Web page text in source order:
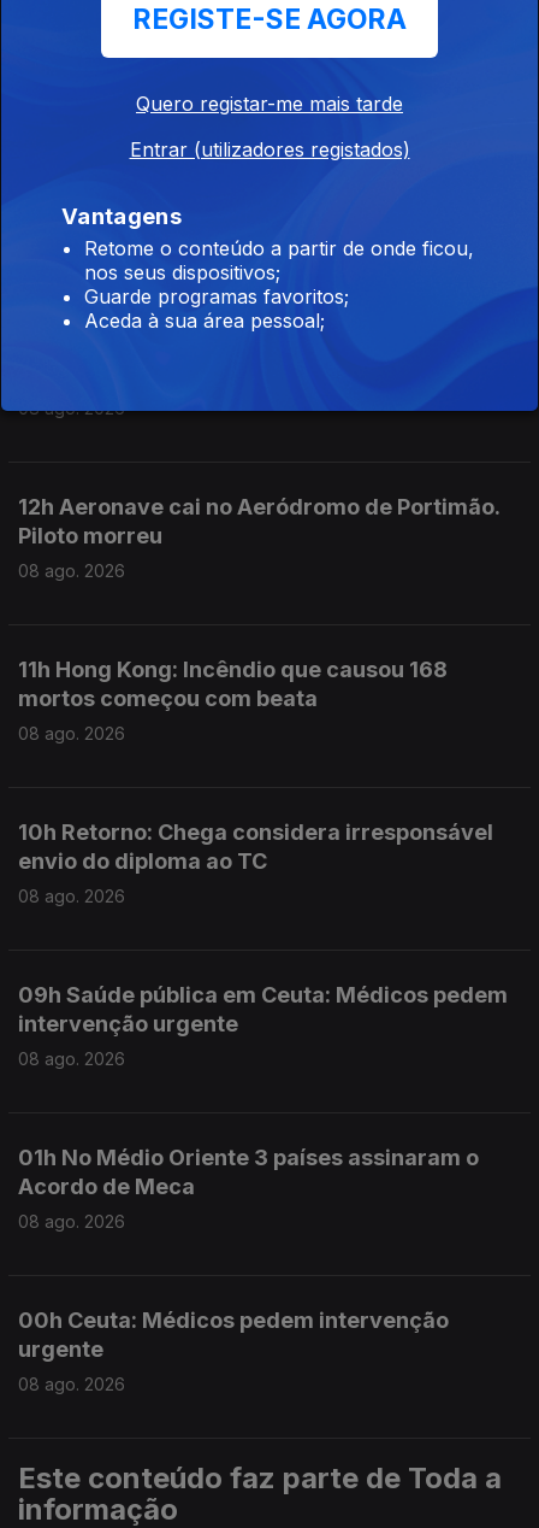
14h Queda de aeronave faz 1 morto
08 ago. 2026
08 ago. 2026
12h Aeronave cai no Aeródromo de Portimão.
Piloto morreu
08 ago. 2026
11h Hong Kong: Incêndio que causou 168
mortos começou com beata
08 ago. 2026
10h Retorno: Chega considera irresponsável
envio do diploma ao TC
08 ago. 2026
09h Saúde pública em Ceuta: Médicos pedem
intervenção urgente
08 ago. 2026
01h No Médio Oriente 3 países assinaram o
Acordo de Meca
08 ago. 2026
00h Ceuta: Médicos pedem intervenção
urgente
08 ago. 2026
Este conteúdo faz parte de Toda a
informação
REGISTE-SE AGORA
Quero registar-me mais tarde
Entrar (utilizadores registados)
Vantagens
Retome o conteúdo a partir de onde ficou,
nos seus dispositivos;
Guarde programas favoritos;
Aceda à sua área pessoal;